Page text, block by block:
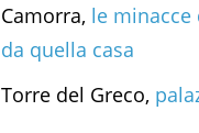
Camorra, le minacce
da quella casa
Torre del Greco,